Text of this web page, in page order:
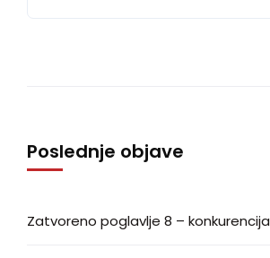
Poslednje objave
Zatvoreno poglavlje 8 – konkurencija